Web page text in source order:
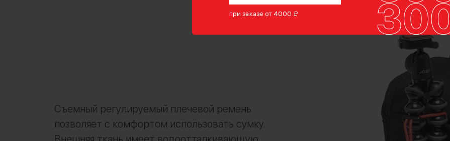
при заказе от 4000 ₽
Съемный регулируемый плечевой ремень
позволяет с комфортом использовать сумку.